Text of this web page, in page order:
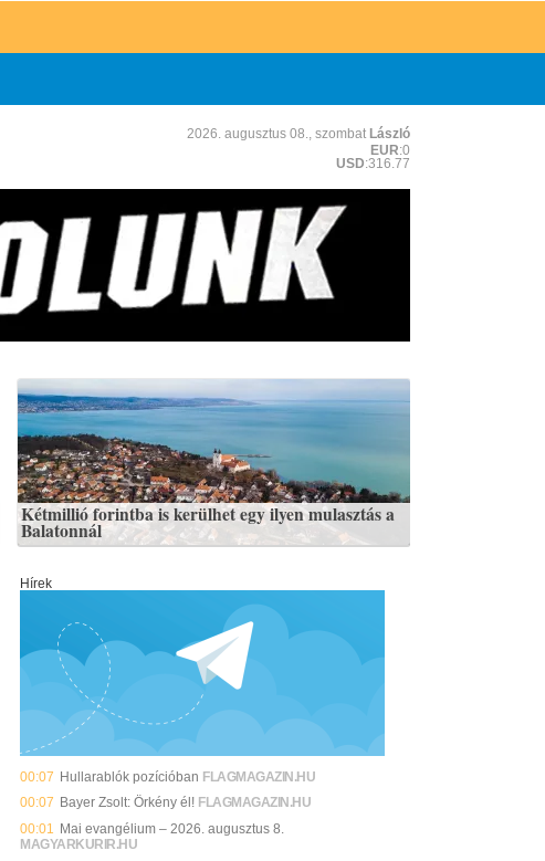
2026. augusztus 08., szombat László
EUR:0
USD:316.77
Kétmillió forintba is kerülhet egy ilyen mulasztás a
Balatonnál
Hírek
00:07 Hullarablók pozícióban FLAGMAGAZIN.HU
00:07 Bayer Zsolt: Örkény él! FLAGMAGAZIN.HU
00:01
Mai evangélium – 2026. augusztus 8.
MAGYARKURIR.HU